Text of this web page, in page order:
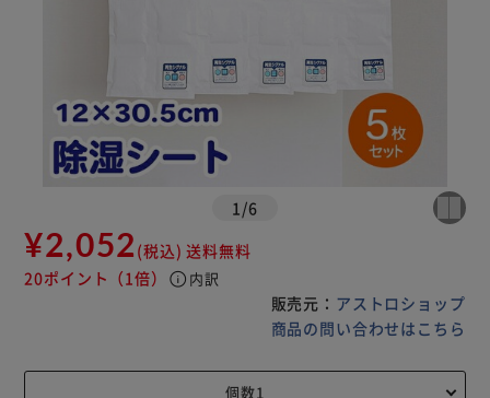
1 /6
¥2,052 (税込) 送料無料
20ポイント （1倍） info 内訳
販売元： アストロショップ
商品の問い合わせはこちら